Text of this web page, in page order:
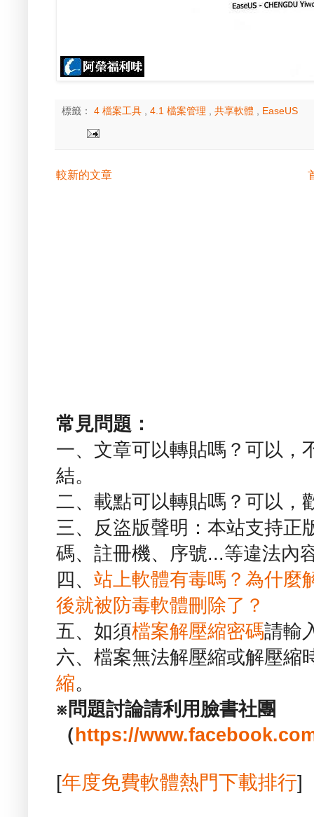
標籤： 4 檔案工具 4.1 檔案管理 共享軟體 EaseUS
較新的文章
常見問題：
一、文章可以轉貼嗎？可以，
結。
二、載點可以轉貼嗎？可以，
三、反盜版聲明：本站支持正
碼、註冊機、序號...等違法內
四、 站上軟體有毒嗎？為什麼
後就被防毒軟體刪除了？
五、如須檔案解壓縮密碼請輸
六、檔案無法解壓縮或解壓縮
縮。
※問題討論請利用臉書社團
（ https://
[年度免費軟體熱門下載排行]